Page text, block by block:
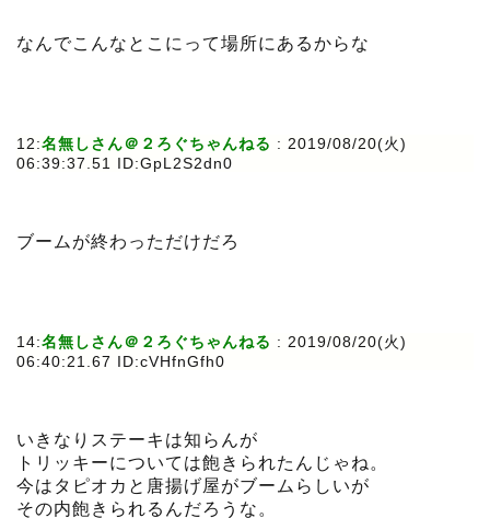
なんでこんなとこにって場所にあるからな
12:名無しさん＠２ろぐちゃんねる : 2019/08/20(火)
06:39:37.51 ID:GpL2S2dn0
ブームが終わっただけだろ
14:名無しさん＠２ろぐちゃんねる : 2019/08/20(火)
06:40:21.67 ID:cVHfnGfh0
いきなりステーキは知らんが
トリッキーについては飽きられたんじゃね。
今はタピオカと唐揚げ屋がブームらしいが
その内飽きられるんだろうな。